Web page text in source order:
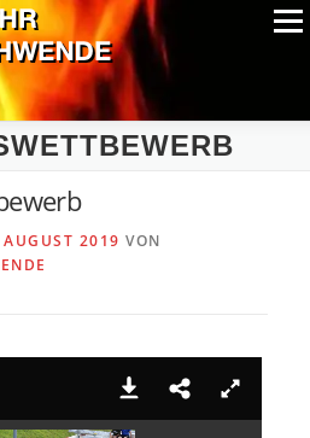
Menü
MITGLIEDER
EXTRAS
2019 VON